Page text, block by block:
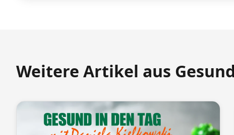
Weitere Artikel aus